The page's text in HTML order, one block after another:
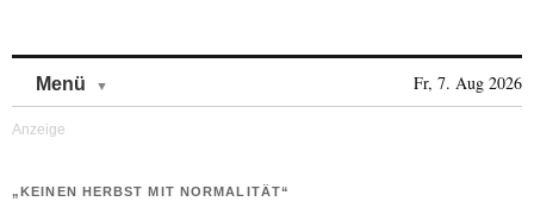
Menü Fr, 7. Aug 2026
„KEINEN HERBST MIT NORMALITÄT“